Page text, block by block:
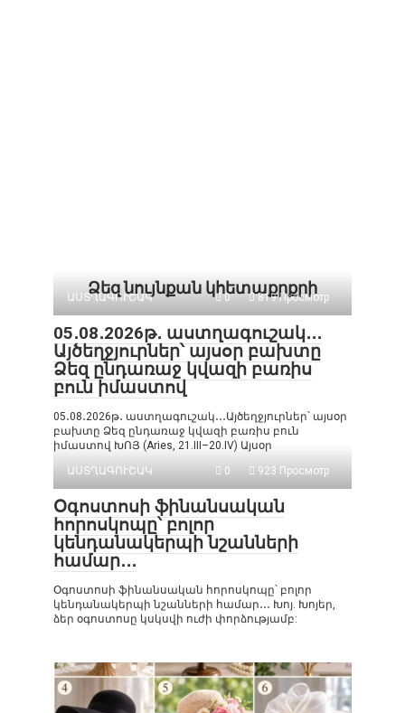
Ձեզ նույնքան կհետաքրքրի
ԱՍՏՂԱԳՈՒՇԱԿ 0 819 Просмотр
05․08․2026թ․ աստղագուշակ․․․
Այծեղջյուրներ՝ այսօր բախտը
Ձեզ ընդառաջ կվազի բառիս
բուն իմաստով
05․08․2026թ․ աստղագուշակ․․․Այծեղջյուրներ՝ այսօր
բախտը Ձեզ ընդառաջ կվազի բառիս բուն
իմաստով ԽՈՅ (Aries, 21.III–20.IV) Այսօր
ԱՍՏՂԱԳՈՒՇԱԿ
0 923 Просмотр
Օգոստոսի ֆինանսական
հորոսկոպը՝ բոլոր
կենդանակերպի նշանների
համար․․․
Օգոստոսի ֆինանսական հորոսկոպը՝ բոլոր
կենդանակերպի նշանների համար․․․ Խոյ. Խոյեր,
ձեր օգոստոսը կսկսվի ուժի փորձությամբ: